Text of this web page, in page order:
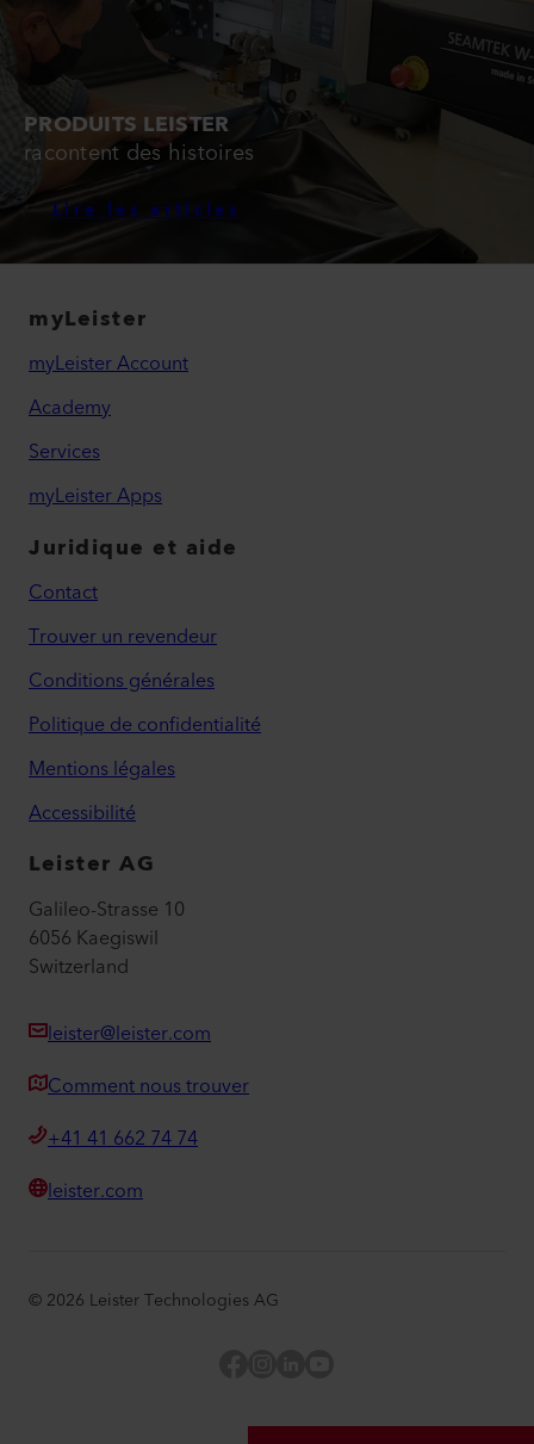
PRODUITS LEISTER
racontent des histoires
Lire les articles
myLeister
myLeister Account
Academy
Services
myLeister Apps
Juridique et aide
Contact
Trouver un revendeur
Conditions générales
Politique de confidentialité
Mentions légales
Accessibilité
Leister AG
Galileo-Strasse 10
6056 Kaegiswil
Switzerland
leister@leister.com
Comment nous trouver
+41 41 662 74 74
leister.com
© 2026 Leister Technologies AG